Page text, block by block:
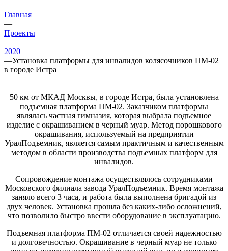
Главная
—
Проекты
—
2020
—Установка платформы для инвалидов колясочников ПМ-02
в городе Истра
50 км от МКАД Москвы, в городе Истра, была установлена
подъемная платформа ПМ-02. Заказчиком платформы
являлась частная гимназия, которая выбрала подъемное
изделие с окрашиванием в черный муар. Метод порошкового
окрашивания, используемый на предприятии
УралПодъемник, является самым практичным и качественным
методом в области производства подъемных платформ для
инвалидов.
Сопровождение монтажа осуществлялось сотрудниками
Московского филиала завода УралПодъемник. Время монтажа
заняло всего 3 часа, и работа была выполнена бригадой из
двух человек. Установка прошла без каких-либо осложнений,
что позволило быстро ввести оборудование в эксплуатацию.
Подъемная платформа ПМ-02 отличается своей надежностью
и долговечностью. Окрашивание в черный муар не только